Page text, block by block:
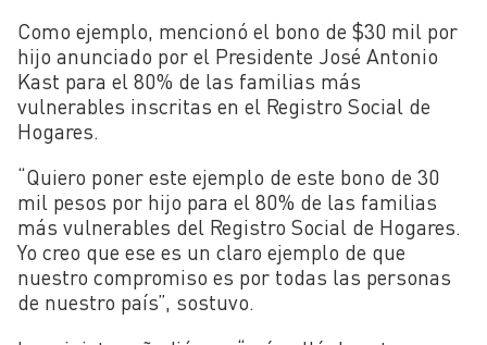
Como ejemplo, mencionó el bono de $30 mil por
hijo anunciado por el Presidente José Antonio
Kast para el 80% de las familias más
vulnerables inscritas en el Registro Social de
Hogares.
“Quiero poner este ejemplo de este bono de 30
mil pesos por hijo para el 80% de las familias
más vulnerables del Registro Social de Hogares.
Yo creo que ese es un claro ejemplo de que
nuestro compromiso es por todas las personas
de nuestro país”, sostuvo.